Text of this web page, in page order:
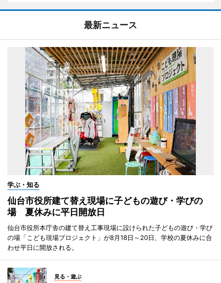
最新ニュース
学ぶ・知る
仙台市役所建て替え現場に子どもの遊び・学びの
場 夏休みに平日開放日
仙台市役所本庁舎の建て替え工事現場に設けられた子どもの遊び・学び
の場「こども現場プロジェクト」が8月18日～20日、学校の夏休みに合
わせ平日に開放される。
見る・遊ぶ